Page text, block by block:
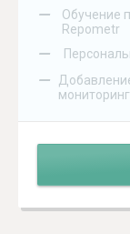
–
Обучение
Repometr
–
–